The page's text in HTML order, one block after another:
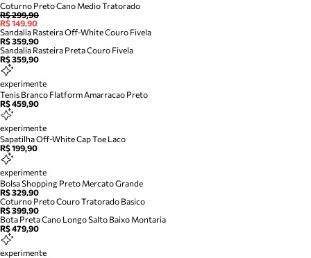
Coturno Preto Cano Medio Tratorado
R$ 299,90
R$ 149,90
Sandalia Rasteira Off-White Couro Fivela
R$ 359,90
Sandalia Rasteira Preta Couro Fivela
R$ 359,90
experimente
Tenis Branco Flatform Amarracao Preto
R$ 459,90
experimente
Sapatilha Off-White Cap Toe Laco
R$ 199,90
experimente
Bolsa Shopping Preto Mercato Grande
R$ 329,90
Coturno Preto Couro Tratorado Basico
R$ 399,90
Bota Preta Cano Longo Salto Baixo Montaria
R$ 479,90
experimente